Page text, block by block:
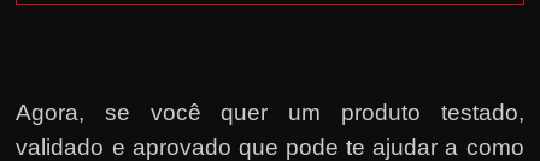
Agora, se você quer um produto testado,
validado e aprovado que pode te ajudar a como